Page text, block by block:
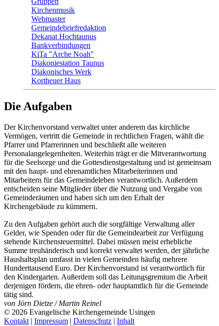
Kirchenmusik
Webmaster
Gemeindebriefredaktion
Dekanat Hochtaunus
Bankverbindungen
KiTa "Arche Noah"
Diakoniestation Taunus
Diakonisches Werk
Kortheuer Haus
Die Aufgaben
Der Kirchenvorstand verwaltet unter anderem das kirchliche
Vermögen, vertritt die Gemeinde in rechtlichen Fragen, wählt die
Pfarrer und Pfarrerinnen und beschließt alle weiteren
Personalangelegenheiten. Weiterhin trägt er die Mitverantwortung
für die Seelsorge und die Gottesdienstgestaltung und ist gemeinsam
mit den haupt- und ehrenamtlichen Mitarbeiterinnen und
Mitarbeitern für das Gemeindeleben verantwortlich. Außerdem
entscheiden seine Mitglieder über die Nutzung und Vergabe von
Gemeinderäumen und haben sich um den Erhalt der
Kirchengebäude zu kümmern.
Zu den Aufgaben gehört auch die sorgfältige Verwaltung aller
Gelder, wie Spenden oder für die Gemeindearbeit zur Verfügung
stehende Kirchensteuermittel. Dabei müssen meist erhebliche
Summe treuhänderisch und korrekt verwaltet werden, der jährliche
Haushaltsplan umfasst in vielen Gemeinden häufig mehrere
Hunderttausend Euro. Der Kirchenvorstand ist verantwortlich für
den Kindergarten. Außerdem soll das Leitungsgremium die Arbeit
derjenigen fördern, die ehren- oder hauptamtlich für die Gemeinde
tätig sind.
von Jörn Dietze / Martin Reinel
© 2026 Evangelische Kirchengemeinde Usingen
Kontakt | Impressum | Datenschutz | Inhalt